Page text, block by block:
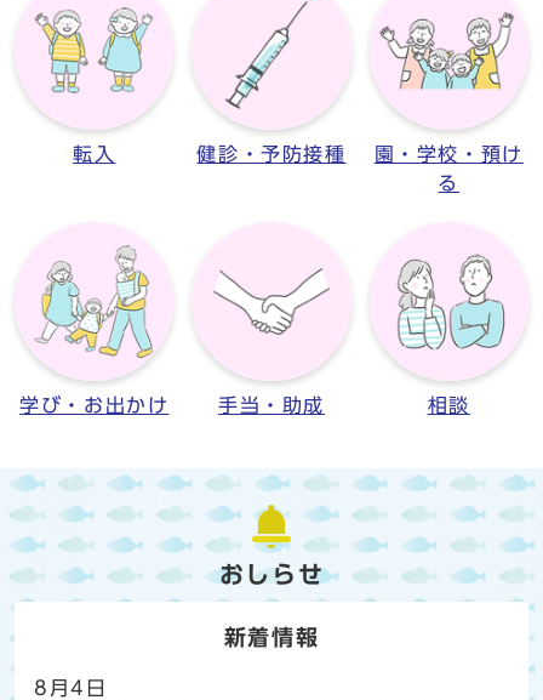
転入 健診・予防接種
園・学校・預け
る
学び・お出かけ 手当・助成 相談
おしらせ
新着情報
8月4日